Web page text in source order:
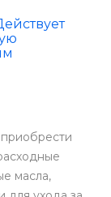
масла,